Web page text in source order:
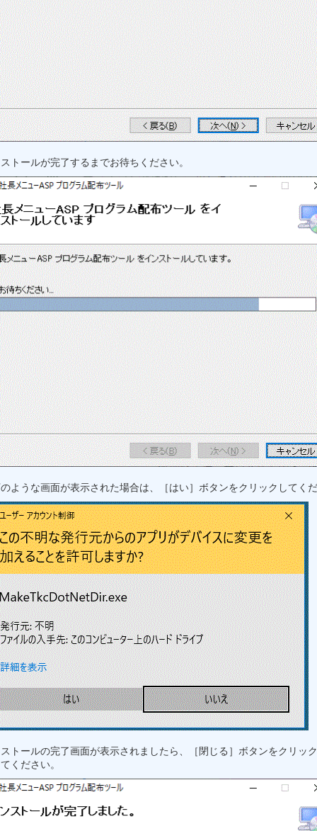
トールが完了するまでお待ちください。
ような画面が表示された場合は、［はい］ボタンをクリックしてく
トールの完了画面が表示されましたら、［閉じる］ボタンをクリッ
ください。